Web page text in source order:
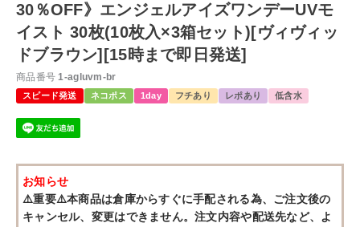
30％OFF》エンジェルアイズワンデーUVモ
イスト 30枚(10枚入×3箱セット)[ヴィヴィッ
ドブラウン][15時まで即日発送]
商品番号 1-agluvm-br
スピード発送 ネコポス 1day フチあり レポあり 低含水
お知らせ
⚠️重要⚠️本商品は倉庫からすぐに手配される為、ご注文後の
キャンセル、変更はできません。注文内容や配送先など、よ